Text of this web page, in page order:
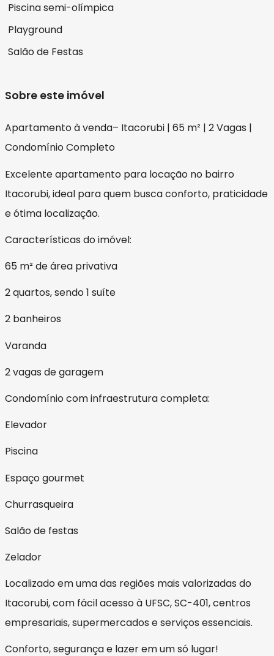
Piscina semi-olímpica
Playground
Salão de Festas
Sobre este imóvel
Apartamento à venda– Itacorubi | 65 m² | 2 Vagas |
Condomínio Completo
Excelente apartamento para locação no bairro
Itacorubi, ideal para quem busca conforto, praticidade
e ótima localização.
Características do imóvel:
65 m² de área privativa
2 quartos, sendo 1 suíte
2 banheiros
Varanda
2 vagas de garagem
Condomínio com infraestrutura completa:
Elevador
Piscina
Espaço gourmet
Churrasqueira
Salão de festas
Zelador
Localizado em uma das regiões mais valorizadas do
Itacorubi, com fácil acesso à UFSC, SC-401, centros
empresariais, supermercados e serviços essenciais.
Conforto, segurança e lazer em um só lugar!